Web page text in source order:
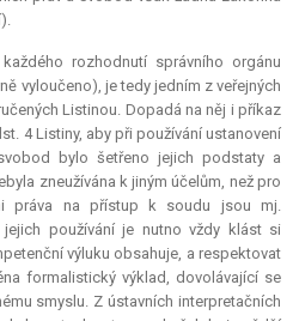
rozhodnutí správního orgánu
vyloučeno), je tedy jedním z veřejných
Listinou. Dopadá na něj i příkaz
4 Listiny, aby při používání ustanovení
bylo šetřeno jejich podstaty a
zneužívána k jiným účelům, než pro
práva na přístup k soudu jsou mj.
používání je nutno vždy klást si
výluku obsahuje, a respektovat
formalistický výklad, dovolávající se
smyslu. Z ústavních interpretačních